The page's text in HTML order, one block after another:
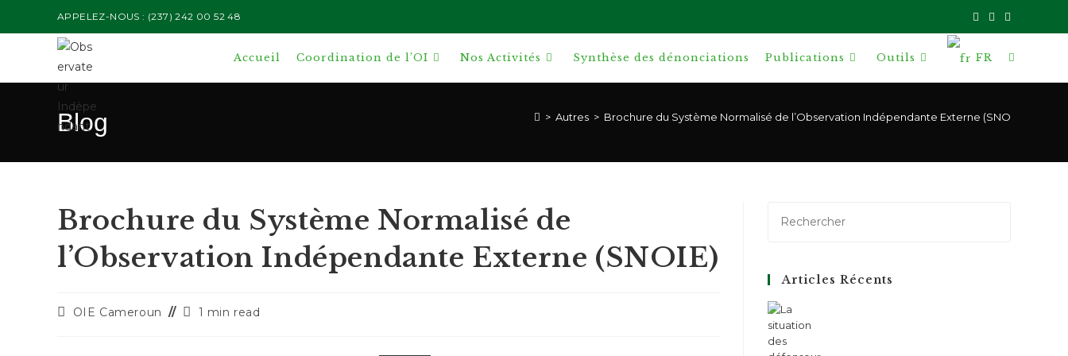
APPELEZ-NOUS : (237) 242 00 52 48
Accueil Coordination de l’OI Nos Activités Synthèse des dénonciations Publications Outils FR Toggle
Blog > Autres > Brochure du Système Normalisé de l’Observation Indépendante Externe (SNOIE)
Brochure du Système Normalisé de
l’Observation Indépendante Externe (SNOIE)
Auteur/autrice
OIE Cameroun
Temps
1 min read
Articles Récents